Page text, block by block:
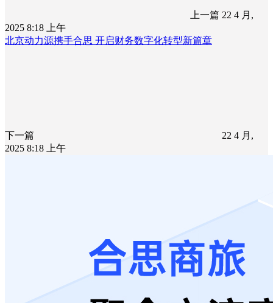
上一篇 22 4 月,
2025 8:18 上午
北京动力源携手合思 开启财务数字化转型新篇章
下一篇
22 4 月,
2025 8:18 上午